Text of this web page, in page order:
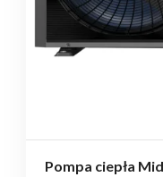
Pompa ciepła